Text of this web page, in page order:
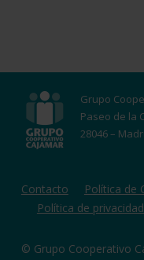
Grupo
Paseo de la
28046 –
Contacto Política de
Política de privacidad
© Grupo Cooperativo